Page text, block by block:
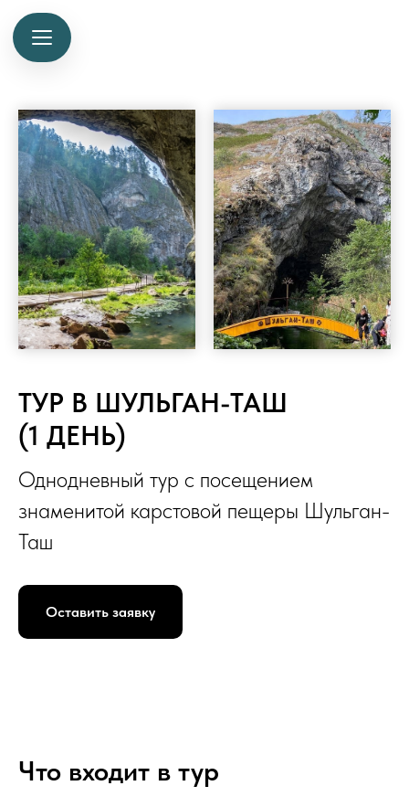
ТУР В ШУЛЬГАН-ТАШ
(1 ДЕНЬ)
Однодневный тур с посещением
знаменитой карстовой пещеры Шульган-
Таш
Оставить заявку
Что входит в тур